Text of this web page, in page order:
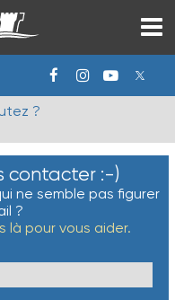
?
contacter :-)
ne semble pas figurer
?
là pour vous aider.